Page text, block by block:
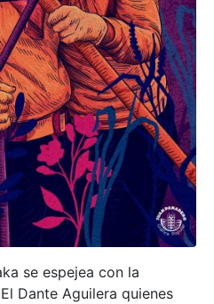
se espejea con la
Dante Aguilera quienes